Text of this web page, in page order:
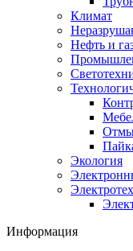
Климат
Нефть и
Экология
Информация